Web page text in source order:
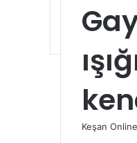
Keşan Online